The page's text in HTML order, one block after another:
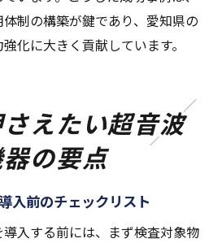
制の構築が鍵であり、愛知県の
化に大きく貢献しています。
えたい超音波
の要点
入前のチェックリスト
入する前には、まず検査対象物